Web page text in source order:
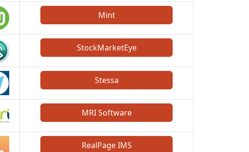
Mint
StockMarketEye
Stessa
MRI Software
RealPage IMS